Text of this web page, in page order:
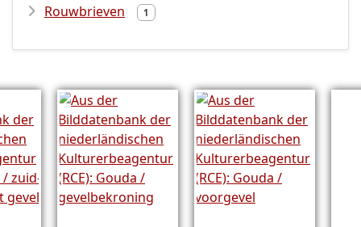
Rouwbrieven 1